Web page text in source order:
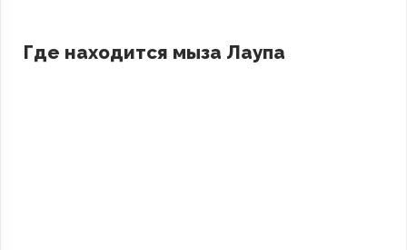
Где находится мыза Лаупа